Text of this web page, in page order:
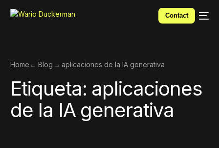
Contact
Home Blog aplicaciones de la IA generativa
Etiqueta: aplicaciones
de la IA generativa